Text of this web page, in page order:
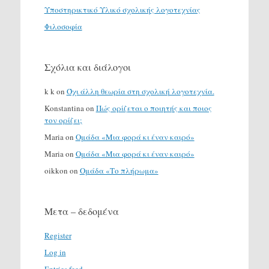
Υποστηρικτικό Υλικό σχολικής λογοτεχνίας
Φιλοσοφία
Σχόλια και διάλογοι
k kon Όχι άλλη θεωρία στη σχολική λογοτεχνία.
Konstantinaon Πώς ορίζεται ο ποιητής και ποιος
τον ορίζει;
Mariaon Ομάδα «Μια φορά κι έναν καιρό»
Mariaon Ομάδα «Μια φορά κι έναν καιρό»
oikkon on Ομάδα «Το πλήρωμα»
Μετα – δεδομένα
Register
Log in